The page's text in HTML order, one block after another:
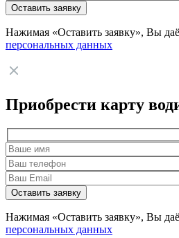
Нажимая «Оставить заявку», Вы
персональных данных
Приобрести карту
Нажимая «Оставить заявку», Вы
персональных данных